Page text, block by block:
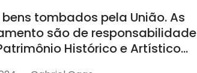
tombados pela União. As
são de responsabilidade
Histórico e Artístico